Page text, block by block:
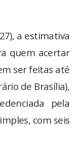
a estimativa
quem acertar
ser feitas até
de Brasília),
pela
com seis